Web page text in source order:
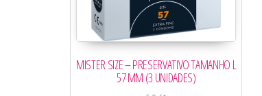
MISTER SIZE – PRESERVATIVO TAMANHO L
57 MM (3 UNIDADES)